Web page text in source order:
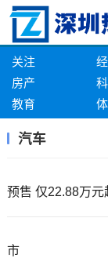
关注
房产
教育
汽车
预售 仅22.88万元
市